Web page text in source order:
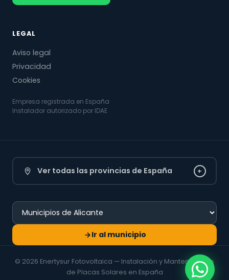
LEGAL
Aviso legal
Privacidad
Cookies
Empresa registrada en España
Instalador autorizado por IDAE
Ver todas las provincias de España +
Ir al municipio
© 2026 Enertysur Fotovoltaica — Instalación y Mantenimiento
de Placas Solares en España